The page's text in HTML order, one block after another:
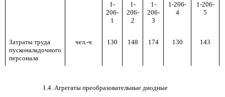
1-
206-
1
1-
206-
2
1-
206-
3
1-206-
4
1-206-
5
Затраты труда
пусконаладочного
персонала
чел.-ч 130 148 174 130 143
1.4. Агрегаты преобразовательные диодные